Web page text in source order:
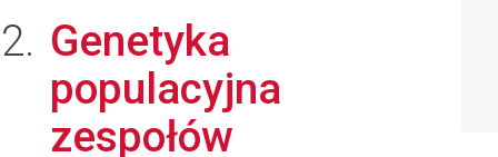
Genetyka
populacyjna
zespołów